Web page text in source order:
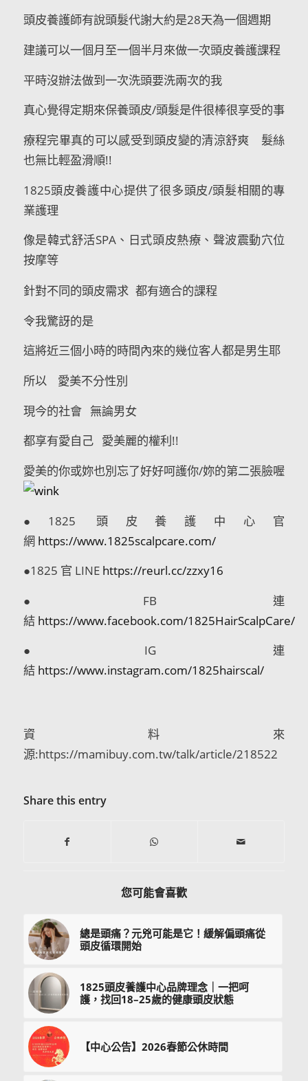
頭皮養護師有說頭髮代謝大約是28天為一個週期
建議可以一個月至一個半月來做一次頭皮養護課程
平時沒辦法做到一次洗頭要洗兩次的我
真心覺得定期來保養頭皮/頭髮是件很棒很享受的事
療程完畢真的可以感受到頭皮變的清涼舒爽 髮絲
也無比輕盈滑順!!
1825頭皮養護中心提供了很多頭皮/頭髮相關的專
業護理
像是韓式舒活SPA、日式頭皮熱療、聲波震動穴位
按摩等
針對不同的頭皮需求都有適合的課程
令我驚訝的是
這將近三個小時的時間內來的幾位客人都是男生耶
所以 愛美不分性別
現今的社會 無論男女
都享有愛自己 愛美麗的權利!!
愛美的你或妳也別忘了好好呵護你/妳的第二張臉喔
●1825 頭皮養護中心官
網 https://www.1825scalpcare.com/
●1825 官 LINE https://reurl.cc/zzxy16
●FB 連
結 https://www.facebook.com/1825HairScalpCare/
●IG 連
結 https://www.instagram.com/1825hairscal/
資料來
源:https://mamibuy.com.tw/talk/article/218522
Share this entry
您可能會喜歡
總是頭痛？元兇可能是它！緩解偏頭痛從
頭皮循環開始
1825頭皮養護中心品牌理念｜一把呵
護，找回18–25歲的健康頭皮狀態
【中心公告】2026春節公休時間